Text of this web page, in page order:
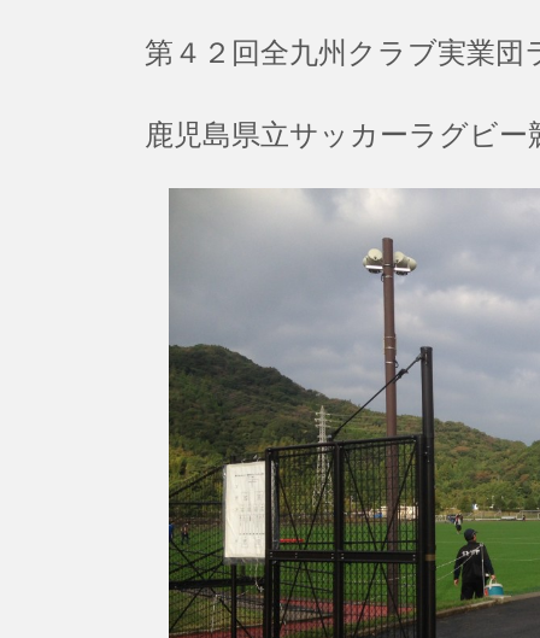
第４２回全九州クラブ実業
鹿児島県立サッカーラグビー